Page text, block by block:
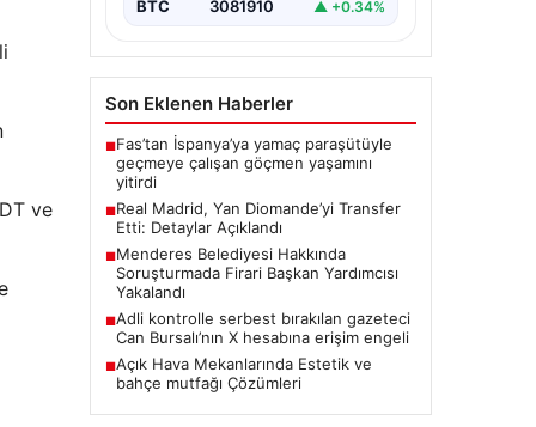
ve
BTC 3081910 ▲ +0.34%
Son Eklenen Haberler
■Fas’tan İspanya’ya yamaç paraşütüyle
geçmeye çalışan göçmen yaşamını
yitirdi
■Real Madrid, Yan Diomande’yi Transfer
Etti: Detaylar Açıklandı
■Menderes Belediyesi Hakkında
Soruşturmada Firari Başkan Yardımcısı
Yakalandı
■Adli kontrolle serbest bırakılan gazeteci
Can Bursalı’nın X hesabına erişim engeli
■Açık Hava Mekanlarında Estetik ve
bahçe mutfağı Çözümleri